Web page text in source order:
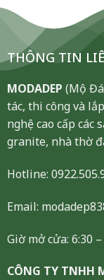
THÔNG TIN
MODADEP (Mộ
tác, thi công và
nghệ cao cấp các
granite, nhà thờ
Hotline:
Email:
Giờ mở cửa: 6:30
CÔNG TY TNHH